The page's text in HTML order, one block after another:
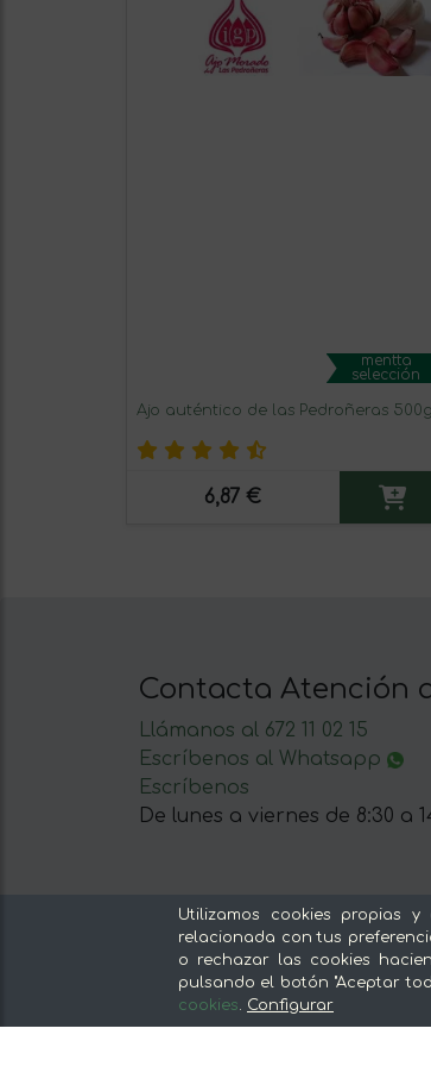
mentta
selección
Ajo auténtico de las Pedroñeras 500g
6,87 €
Contacta Atención
Llámanos al 672 11 02 15
Escríbenos al Whatsapp
Escríbenos
De lunes a viernes de 8:30 a
Nuestras secciones
Del productor, sin
Tiendas Especializadas y
Utilizamos cookies propias
relacionada con tus
o rechazar las cookies
pulsando el botón "Aceptar
cookies. Configurar